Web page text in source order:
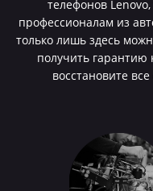
телефонов
профессионалам из
только лишь здесь
получить гарантию
восстановите